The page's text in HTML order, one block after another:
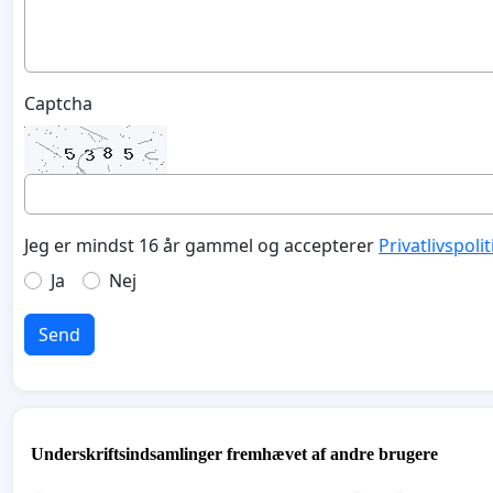
Captcha
Jeg er mindst 16 år gammel og accepterer
Ja
Nej
Send
Underskriftsindsamlinger fremhævet af andre brugere